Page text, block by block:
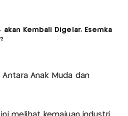
akan Kembali Digelar, Esemka
?
Antara Anak Muda dan